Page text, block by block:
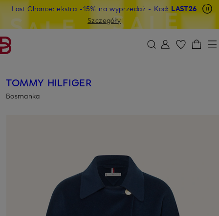
PRZEJDŹ DO GŁÓWNEJ TREŚCI PRZEJDŹ DO WYSZUKIWANIA
Last Chance: ekstra -15% na wyprzedaż - Kod: LAST26
Szczegóły
TOMMY HILFIGER
Bosmanka